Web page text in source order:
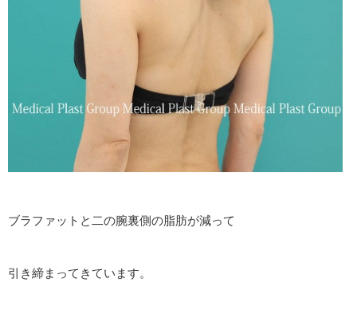
ブラファットと二の腕裏側の脂肪が減って
引き締まってきています。